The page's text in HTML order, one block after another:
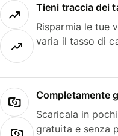
Tieni traccia dei
Risparmia le tue
varia il tasso di
Completamente
Scaricala in
gratuita e senza